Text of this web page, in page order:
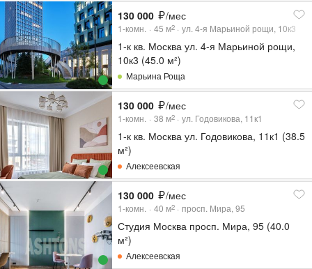
130 000 /мес
1-комн. 45 м2 ул. 4-я Марьиной рощи, 10к3
1-к кв. Москва ул. 4-я Марьиной рощи,
10к3 (45.0 м²)
Марьина Роща
130 000 /мес
1-комн. 38 м2 ул. Годовикова, 11к1
1-к кв. Москва ул. Годовикова, 11к1 (38.5
м²)
Алексеевская
130 000 /мес
1-комн. 40 м2 просп. Мира, 95
Студия Москва просп. Мира, 95 (40.0
м²)
Алексеевская